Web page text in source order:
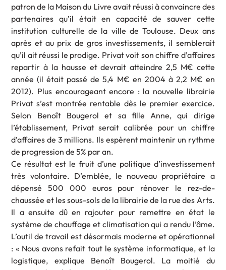
patron de la Maison du Livre avait réussi à convaincre des
partenaires qu’il était en capacité de sauver cette
institution culturelle de la ville de Toulouse. Deux ans
après et au prix de gros investissements, il semblerait
qu’il ait réussi le prodige. Privat voit son chiffre d’affaires
repartir à la hausse et devrait atteindre 2,5 M€ cette
année (il était passé de 5,4 M€ en 2004 à 2,2 M€ en
2012). Plus encourageant encore : la nouvelle librairie
Privat s’est montrée rentable dès le premier exercice.
Selon Benoît Bougerol et sa fille Anne, qui dirige
l’établissement, Privat serait calibrée pour un chiffre
d’affaires de 3 millions. Ils espèrent maintenir un rythme
de progression de 5% par an.
Ce résultat est le fruit d’une politique d’investissement
très volontaire. D’emblée, le nouveau propriétaire a
dépensé 500 000 euros pour rénover le rez-de-
chaussée et les sous-sols de la librairie de la rue des Arts.
Il a ensuite dû en rajouter pour remettre en état le
système de chauffage et climatisation qui a rendu l’âme.
L’outil de travail est désormais moderne et opérationnel
: « Nous avons refait tout le système informatique, et la
logistique, explique Benoît Bougerol. La moitié du